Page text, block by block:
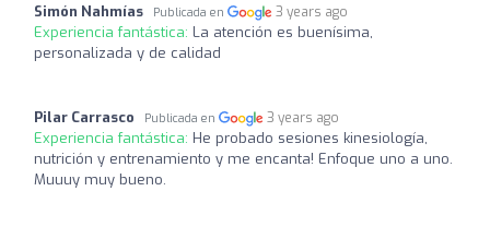
Simón Nahmías Publicada en 3 years ago
Experiencia fantástica: La atención es buenísima,
personalizada y de calidad
Pilar Carrasco Publicada en 3 years ago
Experiencia fantástica: He probado sesiones kinesiología,
nutrición y entrenamiento y me encanta! Enfoque uno a uno.
Muuuy muy bueno.